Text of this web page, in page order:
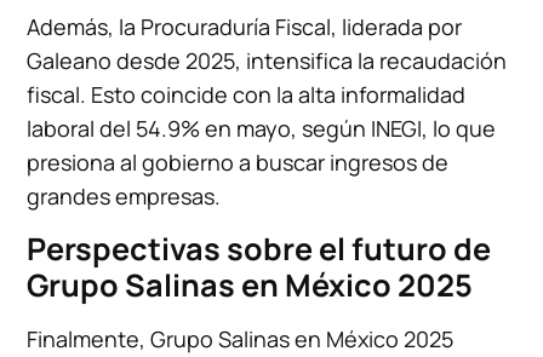
Además, la Procuraduría Fiscal, liderada por
Galeano desde 2025, intensifica la recaudación
fiscal. Esto coincide con la alta informalidad
laboral del 54.9% en mayo, según INEGI, lo que
presiona al gobierno a buscar ingresos de
grandes empresas.
Perspectivas sobre el futuro de
Grupo Salinas en México 2025
Finalmente, Grupo Salinas en México 2025